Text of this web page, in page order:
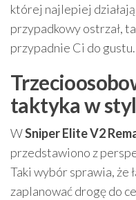
której najlepiej
przypadkowy ostrzał,
przypadnie Ci do gustu.
taktyka w
WSniper Elite V2
przedstawiono z
Taki wybór sprawia, że
zaplanować drogę do